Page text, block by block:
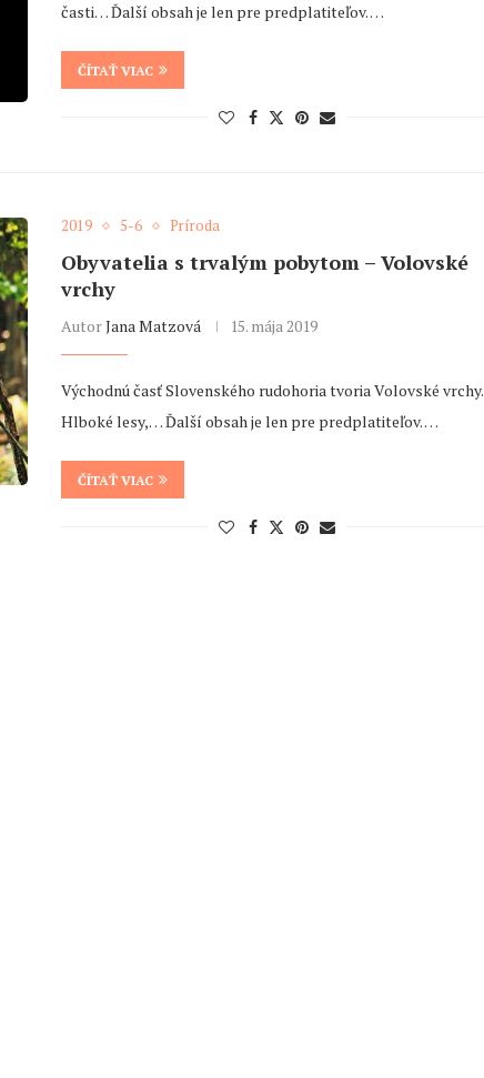
časti… Ďalší obsah je len pre predplatiteľov. …
ČÍTAŤ VIAC
2019 5-6 Príroda
Obyvatelia s trvalým pobytom – Volovské
vrchy
AutorJana Matzová 15. mája 2019
Východnú časť Slovenského rudohoria tvoria Volovské vrchy.
Hlboké lesy,… Ďalší obsah je len pre predplatiteľov. …
ČÍTAŤ VIAC